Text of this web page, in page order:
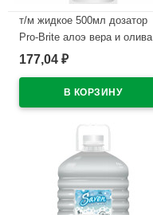
т/м жидкое 500мл дозатор
Pro-Brite алоэ вера и олива
(крем) арт.1611-05 (Ст.10)
177,04 ₽